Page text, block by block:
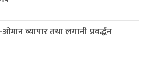
व्यापार तथा लगानी प्रवर्द्धन